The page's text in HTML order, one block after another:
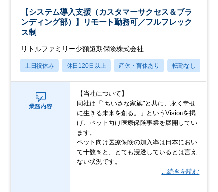
【システム導入支援（カスタマーサクセス＆ブラ
ンディング部）】リモート勤務可／フルフレック
ス制
リトルファミリー少額短期保険株式会社
土日祝休み 休日120日以上 産休・育休あり 転勤なし
業務内容
【当社について】
同社は「"ちいさな家族"と共に、永く幸せ
に生きる未来を創る。」というVisionを掲
げ、ペット向け医療保険事業を展開してい
ます。
ペット向け医療保険の加入率は日本におい
て十数％と、とても浸透しているとは言え
ない状況です。
…続きを読む